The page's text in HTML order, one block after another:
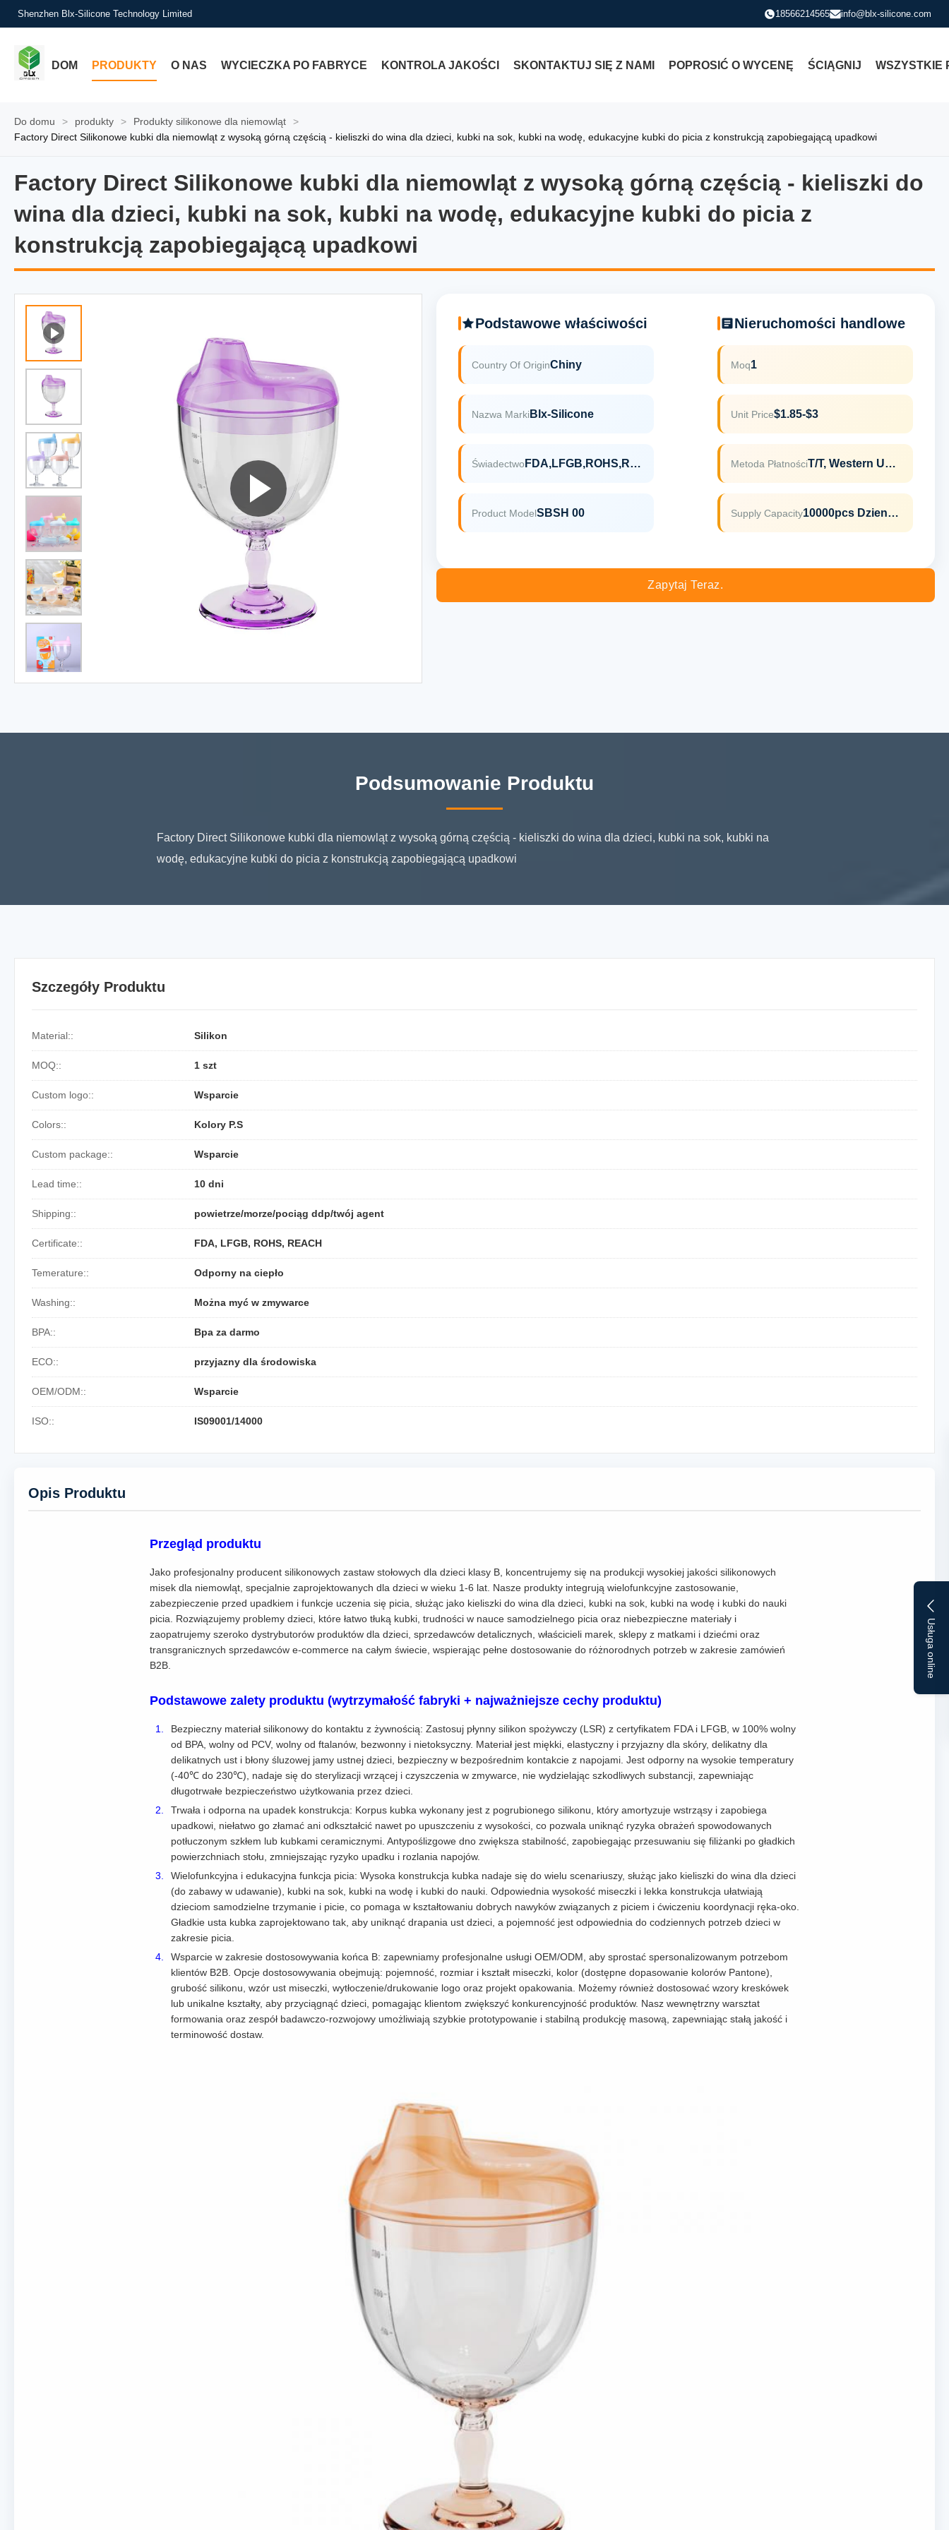
Shenzhen Blx-Silicone Technology Limited 18566214565 info@blx-silicone.com
DOM PRODUKTY O NAS WYCIECZKA PO FABRYCE KONTROLA JAKOŚCI SKONTAKTUJ SIĘ Z NAMI POPROSIĆ O WYCENĘ ŚCIĄGNIJ WSZYSTKIE
Usługa online
Do domu > produkty > Produkty silikonowe dla niemowląt
>
Factory Direct Silikonowe kubki dla niemowląt z wysoką górną częścią - kieliszki do wina dla dzieci, kubki na sok, kubki na wodę, edukacyjne kubki do picia z konstrukcją zapobiegającą upadkowi
Factory Direct Silikonowe kubki dla niemowląt z wysoką górną częścią - kieliszki do
wina dla dzieci, kubki na sok, kubki na wodę, edukacyjne kubki do picia z
konstrukcją zapobiegającą upadkowi
Factory Direct Silikonowe kubki dla niemowląt z wysoką górną częścią - kieliszki
Podstawowe właściwości
Country Of OriginChiny
Nazwa Marki Blx-Silicone
Świadectwo FDA,LFGB,ROHS,REACH
Product ModelSBSH 00
Nieruchomości handlowe
Moq1
Unit Price$1.85-$3
Metoda Płatności T/T, Western Union
Supply Capacity 10000pcs Dziennie
Zapytaj Teraz.
Podsumowanie Produktu
Factory Direct Silikonowe kubki dla niemowląt z wysoką górną częścią - kieliszki do wina dla dzieci, kubki na sok, kubki na
wodę, edukacyjne kubki do picia z konstrukcją zapobiegającą upadkowi
Szczegóły Produktu
Material:: Silikon
MOQ:: 1 szt
Custom logo:: Wsparcie
Colors:: Kolory P.S
Custom package:: Wsparcie
Lead time:: 10 dni
Shipping:: powietrze/morze/pociąg ddp/twój agent
Certificate:: FDA, LFGB, ROHS, REACH
Temerature:: Odporny na ciepło
Washing:: Można myć w zmywarce
BPA:: Bpa za darmo
ECO:: przyjazny dla środowiska
OEM/ODM:: Wsparcie
ISO:: IS09001/14000
Opis Produktu
Przegląd produktu
Jako profesjonalny producent silikonowych zastaw stołowych dla dzieci klasy B, koncentrujemy się na produkcji wysokiej jakości silikonowych
misek dla niemowląt, specjalnie zaprojektowanych dla dzieci w wieku 1-6 lat. Nasze produkty integrują wielofunkcyjne zastosowanie,
zabezpieczenie przed upadkiem i funkcje uczenia się picia, służąc jako kieliszki do wina dla dzieci, kubki na sok, kubki na wodę i kubki do nauki
picia. Rozwiązujemy problemy dzieci, które łatwo tłuką kubki, trudności w nauce samodzielnego picia oraz niebezpieczne materiały i
zaopatrujemy szeroko dystrybutorów produktów dla dzieci, sprzedawców detalicznych, właścicieli marek, sklepy z matkami i dziećmi oraz
transgranicznych sprzedawców e-commerce na całym świecie, wspierając pełne dostosowanie do różnorodnych potrzeb w zakresie zamówień
B2B.
Podstawowe zalety produktu (wytrzymałość fabryki + najważniejsze cechy produktu)
Bezpieczny materiał silikonowy do kontaktu z żywnością: Zastosuj płynny silikon spożywczy (LSR) z certyfikatem FDA i LFGB, w 100% wolny
od BPA, wolny od PCV, wolny od ftalanów, bezwonny i nietoksyczny. Materiał jest miękki, elastyczny i przyjazny dla skóry, delikatny dla
delikatnych ust i błony śluzowej jamy ustnej dzieci, bezpieczny w bezpośrednim kontakcie z napojami. Jest odporny na wysokie temperatury
(-40℃ do 230℃), nadaje się do sterylizacji wrzącej i czyszczenia w zmywarce, nie wydzielając szkodliwych substancji, zapewniając
długotrwałe bezpieczeństwo użytkowania przez dzieci.
Trwała i odporna na upadek konstrukcja: Korpus kubka wykonany jest z pogrubionego silikonu, który amortyzuje wstrząsy i zapobiega
upadkowi, niełatwo go złamać ani odkształcić nawet po upuszczeniu z wysokości, co pozwala uniknąć ryzyka obrażeń spowodowanych
potłuczonym szkłem lub kubkami ceramicznymi. Antypoślizgowe dno zwiększa stabilność, zapobiegając przesuwaniu się filiżanki po gładkich
powierzchniach stołu, zmniejszając ryzyko upadku i rozlania napojów.
Wielofunkcyjna i edukacyjna funkcja picia: Wysoka konstrukcja kubka nadaje się do wielu scenariuszy, służąc jako kieliszki do wina dla dzieci
(do zabawy w udawanie), kubki na sok, kubki na wodę i kubki do nauki. Odpowiednia wysokość miseczki i lekka konstrukcja ułatwiają
dzieciom samodzielne trzymanie i picie, co pomaga w kształtowaniu dobrych nawyków związanych z piciem i ćwiczeniu koordynacji ręka-oko.
Gładkie usta kubka zaprojektowano tak, aby uniknąć drapania ust dzieci, a pojemność jest odpowiednia do codziennych potrzeb dzieci w
zakresie picia.
Wsparcie w zakresie dostosowywania końca B: zapewniamy profesjonalne usługi OEM/ODM, aby sprostać spersonalizowanym potrzebom
klientów B2B. Opcje dostosowywania obejmują: pojemność, rozmiar i kształt miseczki, kolor (dostępne dopasowanie kolorów Pantone),
grubość silikonu, wzór ust miseczki, wytłoczenie/drukowanie logo oraz projekt opakowania. Możemy również dostosować wzory kreskówek
lub unikalne kształty, aby przyciągnąć dzieci, pomagając klientom zwiększyć konkurencyjność produktów. Nasz wewnętrzny warsztat
formowania oraz zespół badawczo-rozwojowy umożliwiają szybkie prototypowanie i stabilną produkcję masową, zapewniając stałą jakość i
terminowość dostaw.